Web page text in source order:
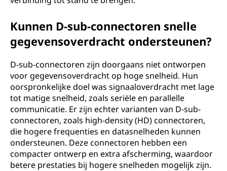
Kunnen D-sub-connectoren snelle
gegevensoverdracht ondersteunen?
D-sub-connectoren zijn doorgaans niet ontworpen
voor gegevensoverdracht op hoge snelheid. Hun
oorspronkelijke doel was signaaloverdracht met lage
tot matige snelheid, zoals seriële en parallelle
communicatie. Er zijn echter varianten van D-sub-
connectoren, zoals high-density (HD) connectoren,
die hogere frequenties en datasnelheden kunnen
ondersteunen. Deze connectoren hebben een
compacter ontwerp en extra afscherming, waardoor
betere prestaties bij hogere snelheden mogelijk zijn.